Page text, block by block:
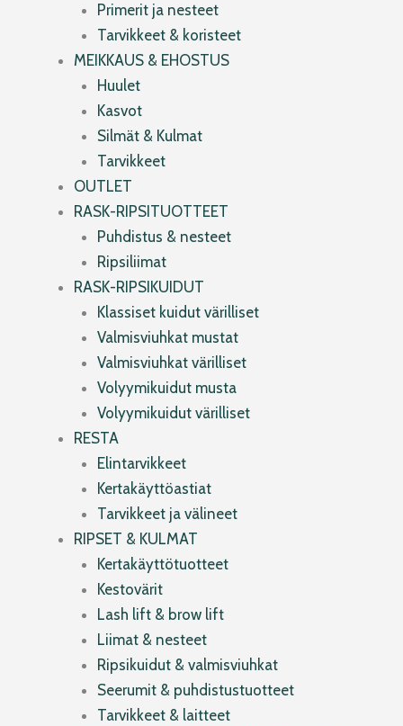
Primerit ja nesteet
Tarvikkeet & koristeet
MEIKKAUS & EHOSTUS
Huulet
Kasvot
Silmät & Kulmat
Tarvikkeet
OUTLET
RASK-RIPSITUOTTEET
Puhdistus & nesteet
Ripsiliimat
RASK-RIPSIKUIDUT
Klassiset kuidut värilliset
Valmisviuhkat mustat
Valmisviuhkat värilliset
Volyymikuidut musta
Volyymikuidut värilliset
RESTA
Elintarvikkeet
Kertakäyttöastiat
Tarvikkeet ja välineet
RIPSET & KULMAT
Kertakäyttötuotteet
Kestovärit
Lash lift & brow lift
Liimat & nesteet
Ripsikuidut & valmisviuhkat
Seerumit & puhdistustuotteet
Tarvikkeet & laitteet